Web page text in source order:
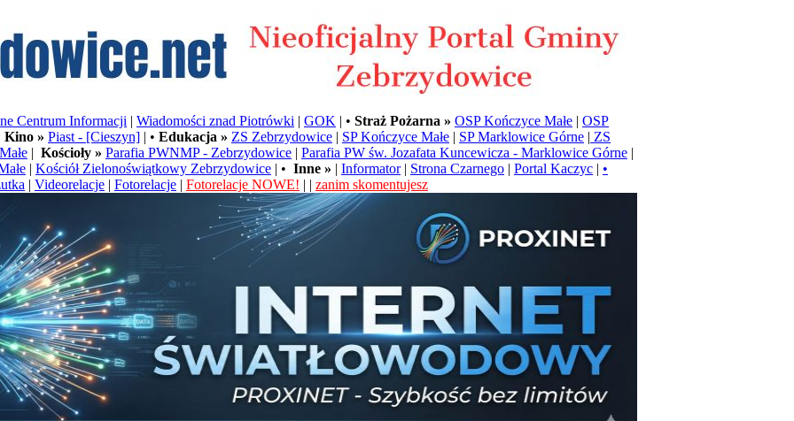
Centrum Informacji | Wiadomości znad Piotrówki | GOK | • Straż Pożarna » OSP Kończyce Małe | OSP
Kino » Piast - [Cieszyn] | • Edukacja » ZS Zebrzydowice | SP Kończyce Małe | SP Marklowice Górne | ZS
| Kościoły » Parafia PWNMP - Zebrzydowice | Parafia PW św. Jozafata Kuncewicza - Marklowice Górne |
| Kościół Zielonoświątkowy Zebrzydowice | • Inne » | Informator| Strona Czarnego | Portal Kaczyc | •
| Videorelacje | Fotorelacje | Fotorelacje NOWE! | | zanim skomentujesz